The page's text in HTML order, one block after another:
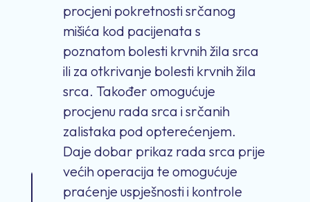
procjeni pokretnosti srčanog
mišića kod pacijenata s
poznatom bolesti krvnih žila srca
ili za otkrivanje bolesti krvnih žila
srca. Također omogućuje
procjenu rada srca i srčanih
zalistaka pod opterećenjem.
Daje dobar prikaz rada srca prije
većih operacija te omogućuje
praćenje uspješnosti i kontrole